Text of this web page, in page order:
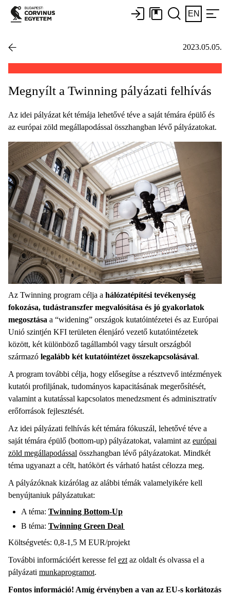
EN
2023.05.05.
Megnyílt a Twinning pályázati felhívás
Az idei pályázat két témája lehetővé téve a saját témára épülő és
az európai zöld megállapodással összhangban lévő pályázatokat.
Az Twinning program célja a hálózatépítési tevékenység
fokozása, tudástranszfer megvalósítása és jó gyakorlatok
megosztása a “widening” országok kutatóintézetei és az Európai
Unió szintjén KFI területen élenjáró vezető kutatóintézetek
között, két különböző tagállamból vagy társult országból
származó legalább két kutatóintézet összekapcsolásával.
A program további célja, hogy elősegítse a résztvevő intézmények
kutatói profiljának, tudományos kapacitásának megerősítését,
valamint a kutatással kapcsolatos menedzsment és adminisztratív
erőforrások fejlesztését.
Az idei pályázati felhívás két témára fókuszál, lehetővé téve a
saját témára épülő (bottom-up) pályázatokat, valamint az európai
zöld megállapodással összhangban lévő pályázatokat. Mindkét
téma ugyanazt a célt, hatókört és várható hatást célozza meg.
A pályázóknak kizárólag az alábbi témák valamelyikére kell
benyújtaniuk pályázatukat:
A téma: Twinning Bottom-Up
B téma: Twinning Green Deal
Költségvetés: 0,8-1,5 M EUR/projekt
További információért keresse fel ezt az oldalt és olvassa el a
pályázati munkaprogramot.
Fontos információ! Amíg érvényben a van az EU-s korlátozás